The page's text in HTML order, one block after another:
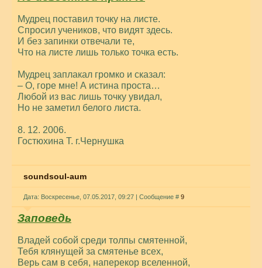
Мудрец поставил точку на листе.
Спросил учеников, что видят здесь.
И без запинки отвечали те,
Что на листе лишь только точка есть.
Мудрец заплакал громко и сказал:
– О, горе мне! А истина проста…
Любой из вас лишь точку увидал,
Но не заметил белого листа.
8. 12. 2006.
Гостюхина Т. г.Чернушка
soundsoul-aum
Дата: Воскресенье, 07.05.2017, 09:27 | Сообщение # 9
Заповедь
Владей собой среди толпы смятенной,
Тебя клянущей за смятенье всех,
Верь сам в себя, наперекор вселенной,